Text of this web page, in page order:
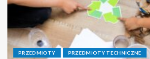
PRZEDMIOTY PRZEDMIOTY TECHNICZNE